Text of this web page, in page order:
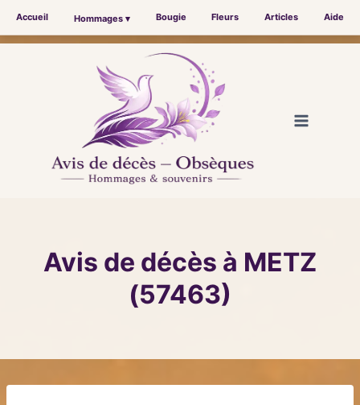
Accueil Hommages ▾ Bougie Fleurs Articles Aide
Avis de décès à METZ
(57463)